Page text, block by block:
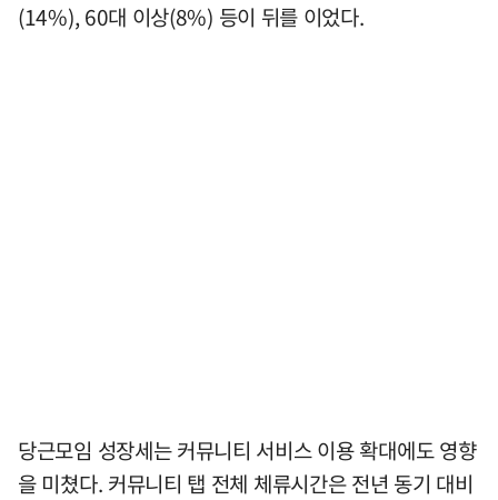
(14%), 60대 이상(8%) 등이 뒤를 이었다.
당근모임 성장세는 커뮤니티 서비스 이용 확대에도 영향
을 미쳤다. 커뮤니티 탭 전체 체류시간은 전년 동기 대비